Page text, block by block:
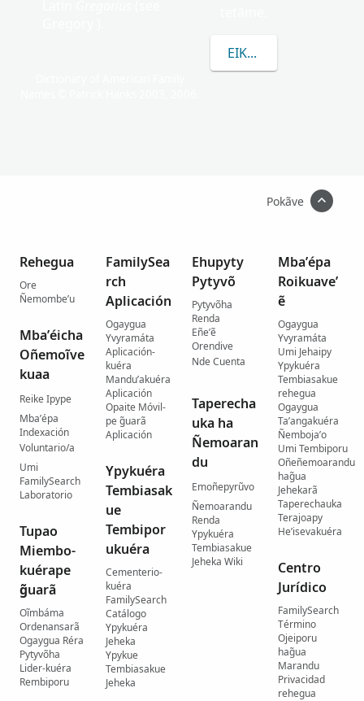
EIKUAAVE HREHOR
Pokãve
Rehegua
Ore
Ñemombe’u
Mba’éicha
Oñemoĩve
kuaa
Reike Ipype
Mba’épa
Indexación
Voluntario/a
Umi
FamilySearch
Laboratorio
Tupao
Miembo-
kuérape
g̃uarã
Oĩmbáma
Ordenansarã
Ogaygua Réra
Pytyvõha
Lider-kuéra
Rembiporu
FamilySea
rch
Aplicación
Ogaygua
Yvyramáta
Aplicación-
kuéra
Mandu’akuéra
Aplicación
Opaite Móvil-
pe g̃uarã
Aplicación
Ypykuéra
Tembiasak
ue
Tembipor
ukuéra
Cementerio-
kuéra
FamilySearch
Catálogo
Ypykuéra
Jeheka
Ypykue
Tembiasakue
Jeheka
Ehupyty
Pytyvõ
Pytyvõha
Renda
Eñe’ẽ
Orendive
Nde Cuenta
Taperecha
uka ha
Ñemoaran
du
Emoñepyrũvo
Ñemoarandu
Renda
Ypykuéra
Tembiasakue
Jeheka Wiki
Mba’épa
Roikuave’
ẽ
Ogaygua
Yvyramáta
Umi Jehaipy
Ypykuéra
Tembiasakue
rehegua
Ogaygua
Ta’angakuéra
Ñemboja’o
Umi Tembiporu
Oñeñemoarandu
hag̃ua
Jehekarã
Taperechauka
Terajoapy
He’isevakuéra
Centro
Jurídico
FamilySearch
Término
Ojeiporu
hag̃ua
Marandu
Privacidad
rehegua